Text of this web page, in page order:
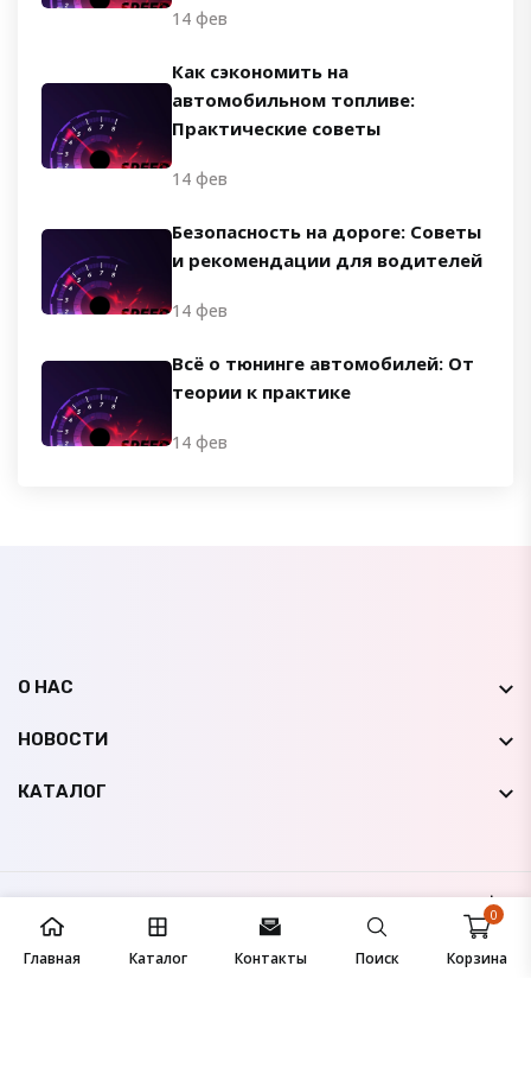
Главная Каталог Контакты Поиск Корзина
0
14 фев
Как сэкономить на
автомобильном топливе:
Практические советы
14 фев
Безопасность на дороге: Советы
и рекомендации для водителей
14 фев
Всё о тюнинге автомобилей: От
теории к практике
14 фев
О НАС
НОВОСТИ
КАТАЛОГ
Все права защищены |
Сайт создан студией
IconicLine